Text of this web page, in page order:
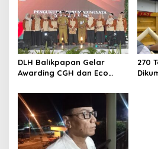
DLH Balikpapan Gelar
Awarding CGH dan Eco
Berbudaya Lingkungan
270